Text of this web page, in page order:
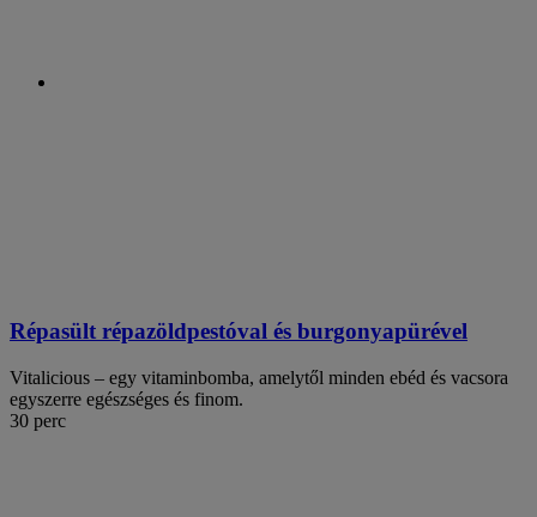
Répasült répazöldpestóval és burgonyapürével
Vitalicious – egy vitaminbomba, amelytől minden ebéd és vacsora
egyszerre egészséges és finom.
30 perc